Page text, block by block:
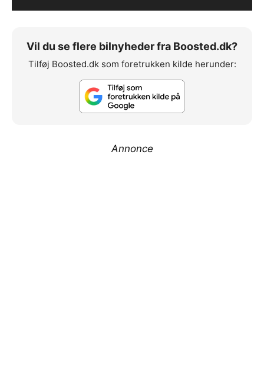
i
Vil du se flere bilnyheder fra Boosted.dk?
Tilføj Boosted.dk som foretrukken kilde herunder:
Annonce